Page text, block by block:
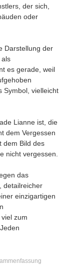
der sich,
oder
Darstellung der
als
es gerade, weil
Symbol, vielleicht
Lianne ist, die
dem Vergessen
dem Bild des
nicht vergessen.
das
detailreicher
einzigartigen
zum